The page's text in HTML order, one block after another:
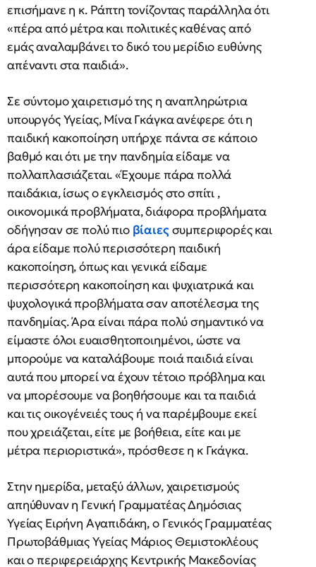
επισήμανε η κ. Ράπτη τονίζοντας παράλληλα ότι
«πέρα από μέτρα και πολιτικές καθένας από
εμάς αναλαμβάνει το δικό του μερίδιο ευθύνης
απέναντι στα παιδιά».
Σε σύντομο χαιρετισμό της η αναπληρώτρια
υπουργός Υγείας, Μίνα Γκάγκα ανέφερε ότι η
παιδική κακοποίηση υπήρχε πάντα σε κάποιο
βαθμό και ότι με την πανδημία είδαμε να
πολλαπλασιάζεται. «Έχουμε πάρα πολλά
παιδάκια, ίσως ο εγκλεισμός στο σπίτι ,
οικονομικά προβλήματα, διάφορα προβλήματα
οδήγησαν σε πολύ πιο βίαιεςσυμπεριφορές και
άρα είδαμε πολύ περισσότερη παιδική
κακοποίηση, όπως και γενικά είδαμε
περισσότερη κακοποίηση και ψυχιατρικά και
ψυχολογικά προβλήματα σαν αποτέλεσμα της
πανδημίας. Άρα είναι πάρα πολύ σημαντικό να
είμαστε όλοι ευαισθητοποιημένοι, ώστε να
μπορούμε να καταλάβουμε ποιά παιδιά είναι
αυτά που μπορεί να έχουν τέτοιο πρόβλημα και
να μπορέσουμε να βοηθήσουμε και τα παιδιά
και τις οικογένειές τους ή να παρέμβουμε εκεί
που χρειάζεται, είτε με βοήθεια, είτε και με
μέτρα περιοριστικά», πρόσθεσε η κ Γκάγκα.
Στην ημερίδα, μεταξύ άλλων, χαιρετισμούς
απηύθυναν η Γενική Γραμματέας Δημόσιας
Υγείας Ειρήνη Αγαπιδάκη, ο Γενικός Γραμματέας
Πρωτοβάθμιας Υγείας Μάριος Θεμιστοκλέους
και ο περιφερειάρχης Κεντρικής Μακεδονίας